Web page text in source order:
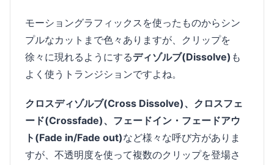
モーショングラフィックスを使ったものからシン
プルなカットまで色々ありますが、クリップを
徐々に現れるようにするディゾルブ(Dissolve) も
よく使うトランジションですよね。
クロスディゾルブ(Cross Dissolve)、クロスフェ
ード(Crossfade)、フェードイン・フェードアウ
ト(Fade in/Fade out)など様々な呼び方がありま
すが、不透明度を使って複数のクリップを登場さ